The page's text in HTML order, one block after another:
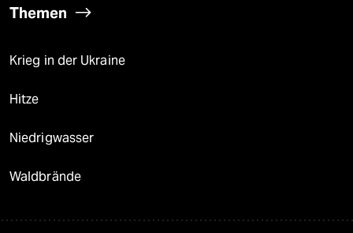
Themen
Krieg in der Ukraine
Hitze
Niedrigwasser
Waldbrände